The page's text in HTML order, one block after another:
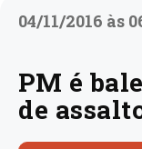
04/11/2016 às
PM é
de